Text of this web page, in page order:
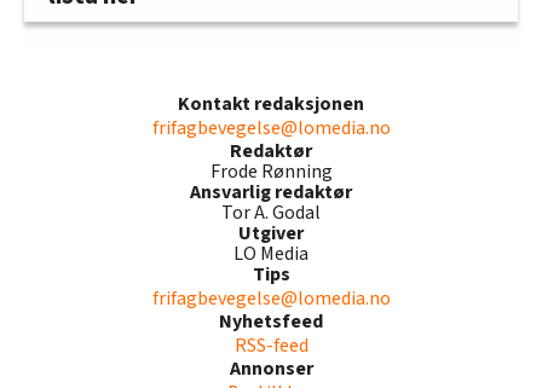
Kontakt redaksjonen
frifagbevegelse@lomedia.no
Redaktør
Frode Rønning
Ansvarlig redaktør
Tor A. Godal
Utgiver
LO Media
Tips
frifagbevegelse@lomedia.no
Nyhetsfeed
RSS-feed
Annonser